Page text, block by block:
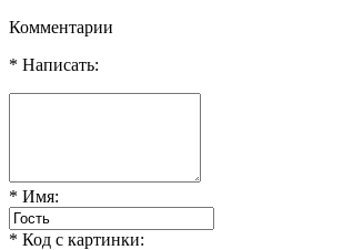
Комментарии
* Написать:
* Имя:
* Код с картинки: